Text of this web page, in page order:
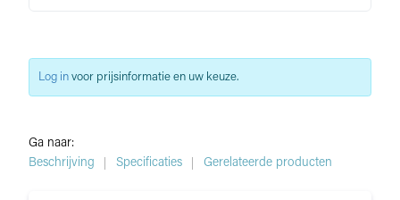
Ga naar:
Beschrijving
Specificaties Gerelateerde producten
Log in voor prijsinformatie en uw keuze.